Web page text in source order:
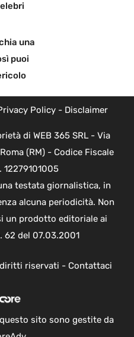
una
puoi
Policy- Disclaimer
di WEB 365 SRL - Via
(RM) - Codice Fiscale
12279101005
testata giornalistica, in
alcuna periodicità. Non
un prodotto editoriale ai
62 del 07.03.2001
riservati - Contattaci
sito sono gestite da